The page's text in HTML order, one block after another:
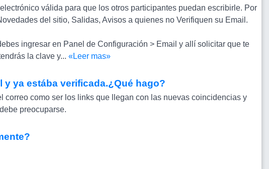
válida para que los otros participantes puedan escribirle. Por
del sitio, Salidas, Avisos a quienes no Verifiquen su Email.
ingresar en Panel de Configuración > Email y allí solicitar que te
la clave y... «Leer mas»
y ya estába verificada.¿Qué hago?
como ser los links que llegan con las nuevas coincidencias y
preocuparse.